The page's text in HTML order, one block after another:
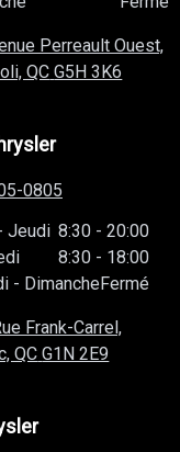
Perreault Ouest,
QC G5H 3K6
0805
Jeudi 8:30 - 20:00
8:30 - 18:00
- DimancheFermé
Frank-Carrel,
QC G1N 2E9